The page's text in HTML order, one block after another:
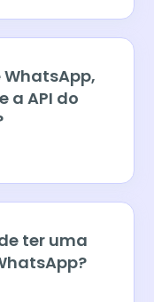
a API do
ter uma